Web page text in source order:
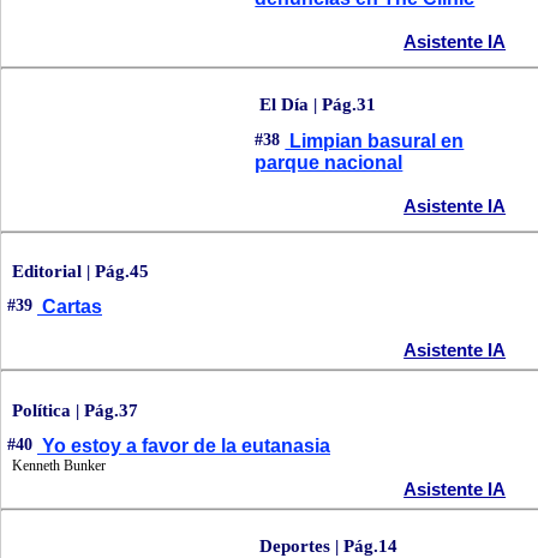
Asistente IA
El Día | Pág.31
#38
Limpian basural en
parque nacional
Asistente IA
Editorial | Pág.45
#39 Cartas
Asistente IA
Política | Pág.37
#40 Yo estoy a favor de la eutanasia
Kenneth Bunker
Asistente IA
Deportes | Pág.14